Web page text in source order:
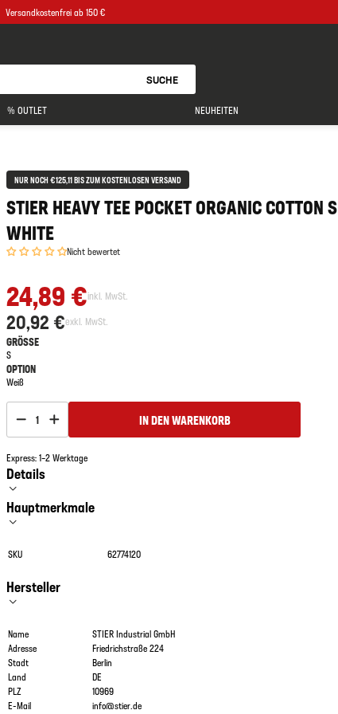
Versandkostenfrei ab 150 €
SUCHE
% OUTLET NEUHEITEN
NUR NOCH €125,11 BIS ZUM KOSTENLOSEN VERSAND
STIER HEAVY TEE POCKET ORGANIC COTTON S
WHITE
Nicht bewertet
24,89 €inkl. MwSt.
20,92 €exkl. MwSt.
GRÖSSE
S
OPTION
Weiß
1 IN DEN WARENKORB
Express: 1–2 Werktage
Details
Hauptmerkmale
SKU 62774120
Hersteller
Name
STIER Industrial GmbH
Adresse
Friedrichstraße 224
Stadt
Berlin
Land
DE
PLZ
10969
E-Mail
info@stier.de